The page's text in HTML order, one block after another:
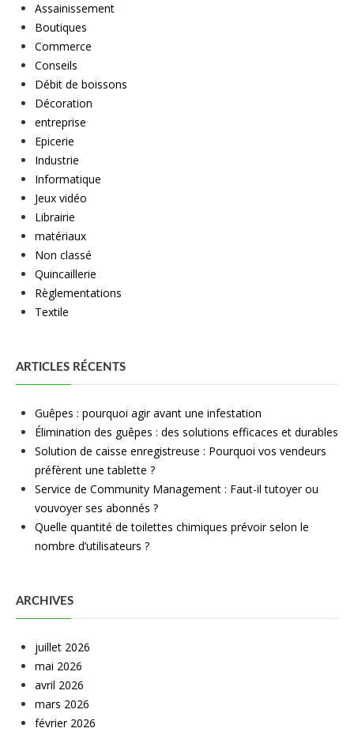
Assainissement
Boutiques
Commerce
Conseils
Débit de boissons
Décoration
entreprise
Epicerie
Industrie
Informatique
Jeux vidéo
Librairie
matériaux
Non classé
Quincaillerie
Règlementations
Textile
ARTICLES RÉCENTS
Guêpes : pourquoi agir avant une infestation
Élimination des guêpes : des solutions efficaces et durables
Solution de caisse enregistreuse : Pourquoi vos vendeurs
préfèrent une tablette ?
Service de Community Management : Faut-il tutoyer ou
vouvoyer ses abonnés ?
Quelle quantité de toilettes chimiques prévoir selon le
nombre d’utilisateurs ?
ARCHIVES
juillet 2026
mai 2026
avril 2026
mars 2026
février 2026